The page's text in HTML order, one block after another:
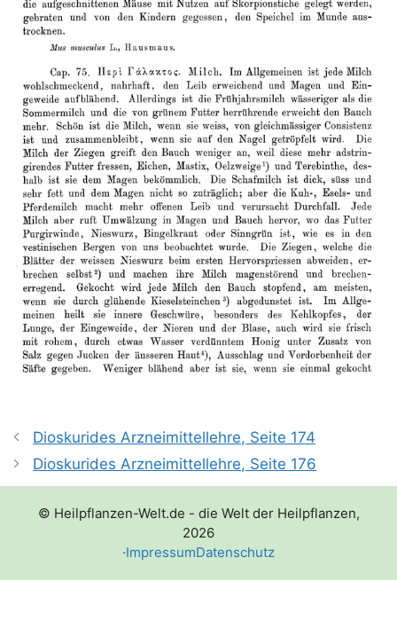
Dioskurides Arzneimittellehre, Seite 174
Dioskurides Arzneimittellehre, Seite 176
© Heilpflanzen-Welt.de - die Welt der Heilpflanzen,
2026
·ImpressumDatenschutz